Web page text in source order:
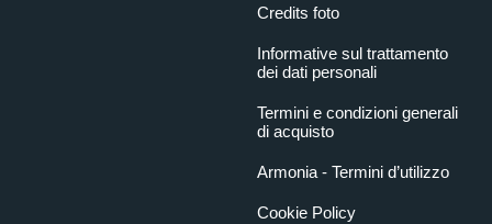
Credits foto
Informative sul trattamento
dei dati personali
Termini e condizioni generali
di acquisto
Armonia - Termini d’utilizzo
Cookie Policy